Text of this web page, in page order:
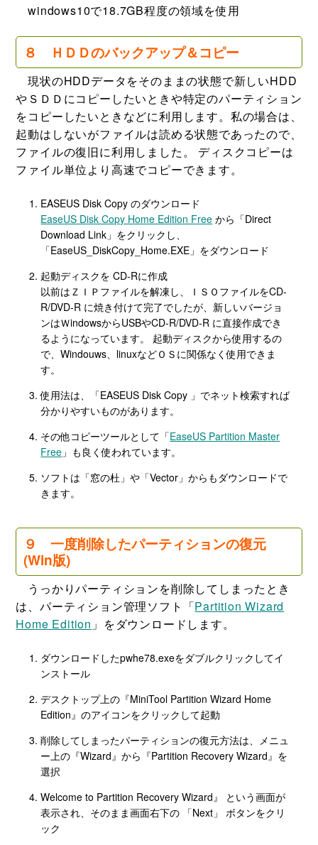
windows10で18.7GB程度の領域を使用
８ ＨＤＤのバックアップ＆コピー
現状のHDDデータをそのままの状態で新しいHDD
やＳＤＤにコピーしたいときや特定のパーティション
をコピーしたいときなどに利用します。私の場合は、
起動はしないがファイルは読める状態であったので、
ファイルの復旧に利用しました。 ディスクコピーは
ファイル単位より高速でコピーできます。
EASEUS Disk Copy のダウンロード
EaseUS Disk Copy Home Edition Free から「Direct
Download Link」をクリックし、
「EaseUS_DiskCopy_Home.EXE」をダウンロード
起動ディスクを CD-Rに作成
以前はＺＩＰファイルを解凍し、ＩＳＯファイルをCD-
R/DVD-R に焼き付けて完了でしたが、新しいバージョ
ンはＷindowsからUSBやCD-R/DVD-R に直接作成でき
るようになっています。 起動ディスクから使用するの
で、Windouws、linuxなどＯＳに関係なく使用できま
す。
使用法は、「EASEUS Disk Copy 」でネット検索すれば
分かりやすいものがあります。
その他コピーツールとして「EaseUS Partition Master
Free 」も良く使われています。
ソフトは「窓の杜」や「Vector」からもダウンロードで
きます。
９ 一度削除したパーティションの復元
(Win版)
うっかりパーティションを削除してしまったとき
は、パーティション管理ソフト「Partition Wizard
Home Edition 」をダウンロードします。
ダウンロードしたpwhe78.exeをダブルクリックしてイ
ンストール
デスクトップ上の『MiniTool Partition Wizard Home
Edition』のアイコンをクリックして起動
削除してしまったパーティションの復元方法は、メニュ
ー上の『Wizard』から『Partition Recovery Wizard』を
選択
Welcome to Partition Recovery Wizard』 という画面が
表示され、そのまま画面右下の 「Next」 ボタンをクリ
ック